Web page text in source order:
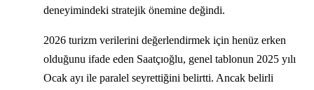
deneyimindeki stratejik önemine değindi.
2026 turizm verilerini değerlendirmek için henüz erken
olduğunu ifade eden Saatçıoğlu, genel tablonun 2025 yılı
Ocak ayı ile paralel seyrettiğini belirtti. Ancak belirli